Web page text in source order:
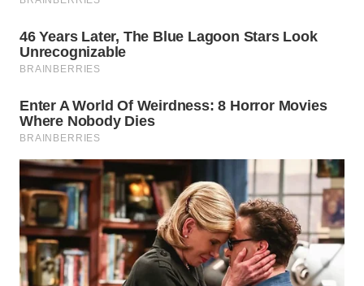
NATUNA
BINTAN
WN
MANDALIKA
WN
LIKUPANG
WN
LABUANBAJO